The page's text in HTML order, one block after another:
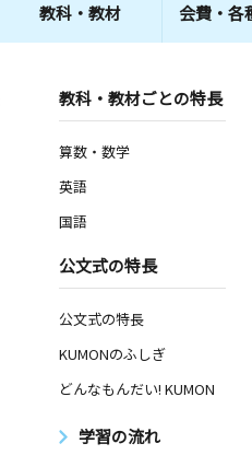
教科・教材 会費・ 各
教科・教材ごとの特長
算数・数学
英語
国語
公文式の特長
公文式の特長
KUMONのふしぎ
どんなもんだい! KUMON
学習の流れ